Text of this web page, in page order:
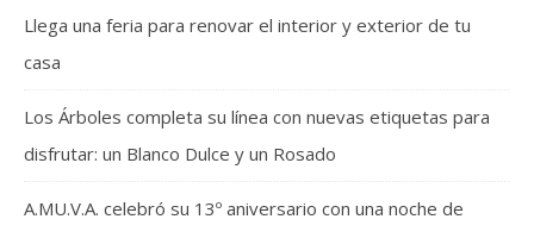
Llega una feria para renovar el interior y exterior de tu
casa
Los Árboles completa su línea con nuevas etiquetas para
disfrutar: un Blanco Dulce y un Rosado
A.MU.V.A. celebró su 13º aniversario con una noche de